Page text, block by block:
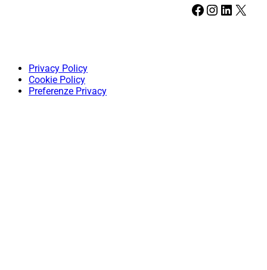
Facebook Instagram LinkedIn X
Privacy Policy
Cookie Policy
Preferenze Privacy